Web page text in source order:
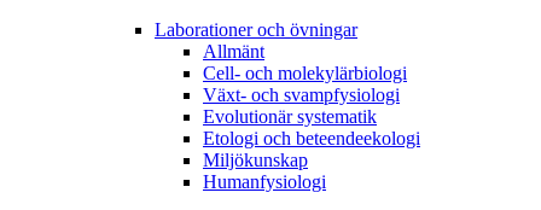
Laborationer och övningar
Allmänt
Cell- och molekylärbiologi
Växt- och svampfysiologi
Evolutionär systematik
Etologi och beteendeekologi
Miljökunskap
Humanfysiologi